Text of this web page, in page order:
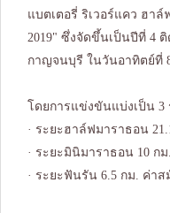
แบตเตอรี่ ริเวอร์แคว ฮา
2019" ซึ่งจัดขึ้นเป็นปีที่ 4
กาญจนบุรี ในวันอาทิตย์ที่
โดยการแข่งขันแบ่งเป็น 3
· ระยะฮาล์ฟมาราธอน
· ระยะมินิมาราธอน 10 ก
· ระยะฟันรัน 6.5 กม. ค่าส